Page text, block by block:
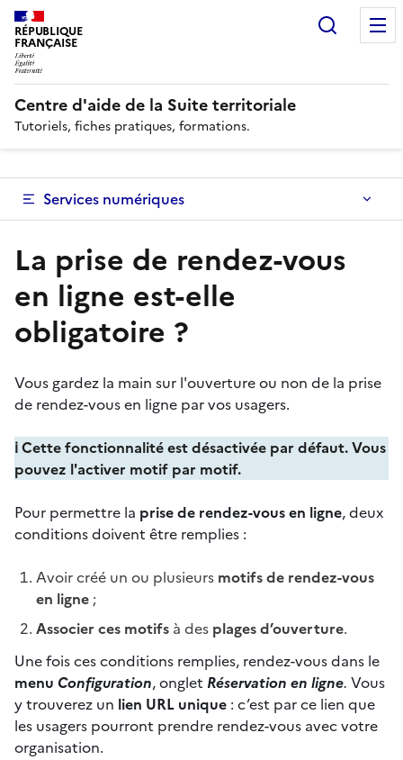
RÉPUBLIQUE
FRANÇAISE
Centre d'aide de la Suite territoriale
Tutoriels, fiches pratiques, formations.
Services numériques
La prise de rendez-vous
en ligne est-elle
obligatoire ?
Vous gardez la main sur l'ouverture ou non de la prise
de rendez-vous en ligne par vos usagers.
ℹ️ Cette fonctionnalité est désactivée par défaut. Vous
pouvez l'activer motif par motif.
Pour permettre la prise de rendez-vous en ligne, deux
conditions doivent être remplies :
Avoir créé un ou plusieurs motifs de rendez-vous
en ligne ;
Associer ces motifs à des plages d’ouverture.
Une fois ces conditions remplies, rendez-vous dans le
menu Configuration, onglet Réservation en ligne. Vous
y trouverez un lien URL unique : c’est par ce lien que
les usagers pourront prendre rendez-vous avec votre
organisation.